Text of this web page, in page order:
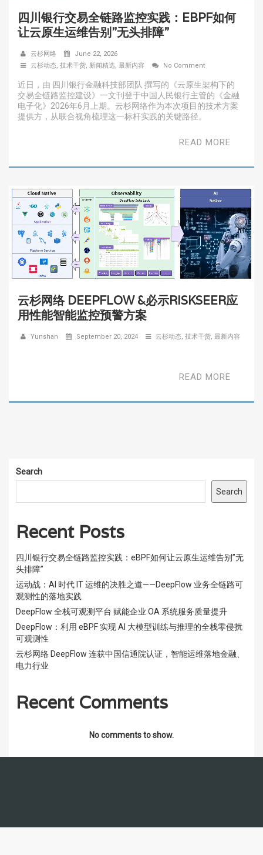
四川银行交易全链路监控实践：EBPF如何
让云原生运维告别”无头排障”
云杉网络
June 22, 2026
云杉动态, 技术干货, 新闻精选, 最新内容 No Comment
近日，由 四川银行金融科技部团队 撰写的《云原生架构下的
交易全链路监控建设》一文刊登于中国人民银行主管的《金融
电子化》2026年6月上期。云杉网络作为本次项目的技术方案
提供方，从联合视角梳理这一标杆实践的关键路径。
READ MORE
云杉网络 DEEPFLOW &必示RISKSEER应
用性能智能监控预警方案
Yunshan September 20, 2024 云杉动态, 技术干货, 最新内容
READ MORE
Search
Search
Recent Posts
四川银行交易全链路监控实践：eBPF如何让云原生运维告别”无
头排障”
运动战：AI 时代 IT 运维的决胜之道——DeepFlow 业务全链路可
观测性的落地实践
DeepFlow 全栈可观测平台 赋能企业 OA 系统服务质量提升
DeepFlow：利用 eBPF 实现 AI 大模型训练与推理的全栈零侵扰
可观测性
云杉网络 DeepFlow 连获中国信通院认证，智能运维落地金融、
电力行业
Recent Comments
No comments to show.